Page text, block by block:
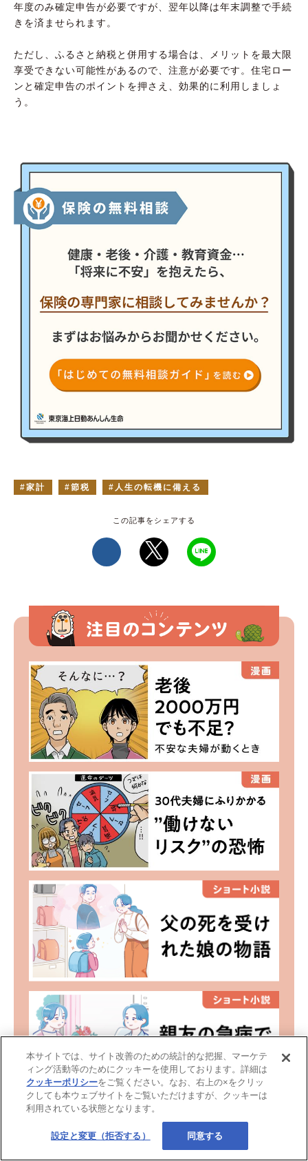
年度のみ確定申告が必要ですが、翌年以降は年末調整で手続
きを済ませられます。
ただし、ふるさと納税と併用する場合は、メリットを最大限
享受できない可能性があるので、注意が必要です。住宅ロー
ンと確定申告のポイントを押さえ、効果的に利用しましょ
う。
家計 節税 人生の転機に備える
本サイトでは、サイト改善のための統計的な把握、マーケテ
ィング活動等のためにクッキーを使用しております。詳細は
クッキーポリシーをご覧ください。なお、右上の×をクリッ
クしても本ウェブサイトをご覧いただけますが、クッキーは
利用されている状態となります。
設定と変更（拒否する） 同意する